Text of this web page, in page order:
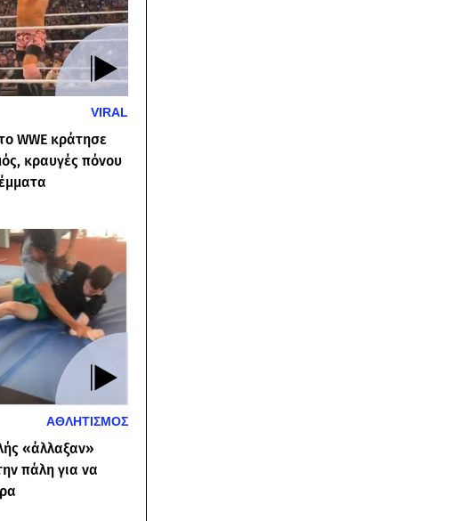
VIRAL
WWE κράτησε
κραυγές πόνου
ΑΘΛΗΤΙΣΜΟΣ
«άλλαξαν»
πάλη για να